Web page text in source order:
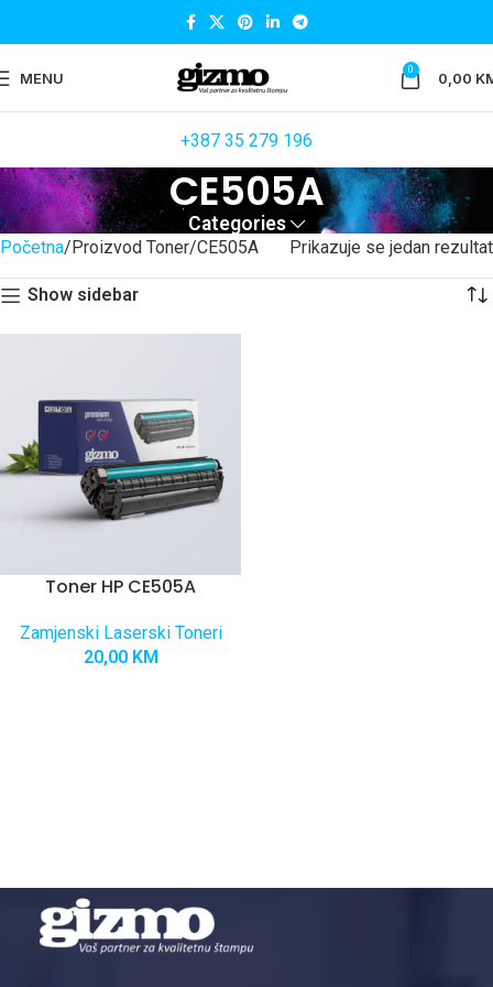
MENU 0 0,00
+387 35 279 196
CE505A
Categories
Početna Proizvod Toner CE505A Prikazuje se jedan rezultat
Show sidebar
Toner HP CE505A
Zamjenski Laserski Toneri
20,00 KM